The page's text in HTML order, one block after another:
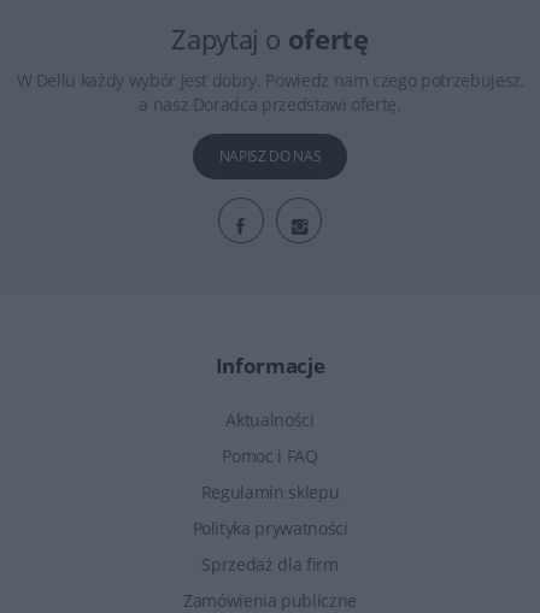
Zapytaj o ofertę
W Dellu każdy wybór jest dobry. Powiedz nam czego potrzebujesz,
a nasz Doradca przedstawi ofertę.
NAPISZ DO NAS
Informacje
Aktualności
Pomoc i FAQ
Regulamin sklepu
Polityka prywatności
Sprzedaż dla firm
Zamówienia publiczne